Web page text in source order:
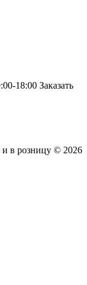
18:00 Заказать
в розницу © 2026